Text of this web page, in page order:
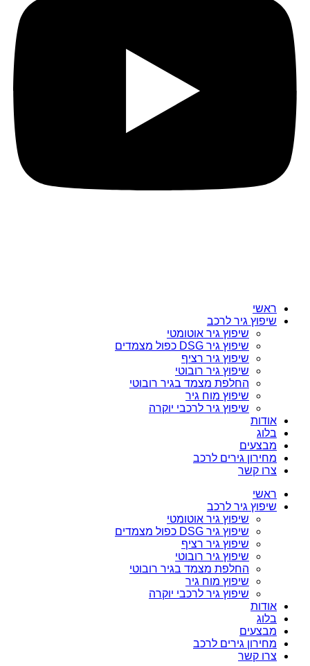
ראשי
שיפוץ גיר לרכב
שיפוץ גיר אוטומטי
שיפוץ גיר DSG כפול מצמדים
שיפוץ גיר רציף
שיפוץ גיר רובוטי
החלפת מצמד בגיר רובוטי
שיפוץ מוח גיר
שיפוץ גיר לרכבי יוקרה
אודות
בלוג
מבצעים
מחירון גירים לרכב
צרו קשר
ראשי
שיפוץ גיר לרכב
שיפוץ גיר אוטומטי
שיפוץ גיר DSG כפול מצמדים
שיפוץ גיר רציף
שיפוץ גיר רובוטי
החלפת מצמד בגיר רובוטי
שיפוץ מוח גיר
שיפוץ גיר לרכבי יוקרה
אודות
בלוג
מבצעים
מחירון גירים לרכב
צרו קשר